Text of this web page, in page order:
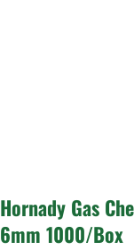
Hornady Gas
6mm 1000/Box